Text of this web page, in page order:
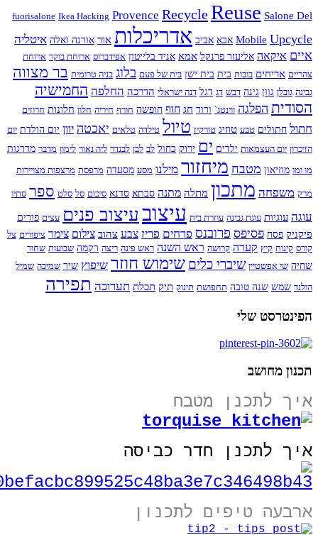
fuorisalone Ikea Hacking Provence Recycle Reuse Salone Del
Mobile Upcycle אבא אביב אדריכלות אור אורנה ואלה איטליה
איים איקאה אליעזר פרנקל אמא אניד בלייטון אפידברוס ארוחת בוקר ארוחת
צהריים אריחים בובות בית בית ישן בית של פעם בלוג בניה טרומית בר מצווה
גבינה גובלן גוון גינה דבש דג דגל דנה ישראלי הדרכה החלפה החמישיה
הסודית הפלגה ווינטג` ורוד חג חוף חופשה חורף חיריה חלון חלונות חרוזים
חתול חתולים טבע טוזיג טורקיז טיול טילדה טלאים יאכטה יוון יום הולדת יום
הזיכרון יום העצמאות ילדים ים ירוק כחול לב לבן לבנדר ליה נאור לימון מדבר מדרגות
מו ומו מוזיאון מטבח מיחזור מילנו מסע מסעדה מרפסת מרצפות מצויירות
מרק משפחה מתכון מתלה מתנה סבתא סדנא סיכום סל סלט ספר סתיו
עוגה עוגיות עוגת גבינה עוזרת בית עיצובעיצוב פנים עצים פורים
פיקניק פסח פסיפס פרובנס פרחים פריז צבע צהוב צילום צימר ציפורים צל
קורס קינוח קיץ קערה קרושה ראש השנה ראש פינה ריצה רקמה שבועות שחור
שחיה שי אפשטיין שיברי כליםשימוש חוזר שיפוץ שיר שמיכה שמיל
הולנד שמש שנה טובה תחפושת תינוק תיק תכלת תערוכה תפירה
הפינטרסט שלי
תכנון מחושב
איך לתכנן מטבח
איך לתכנן חדר כביסה
ארבעה טיפים לתכנון